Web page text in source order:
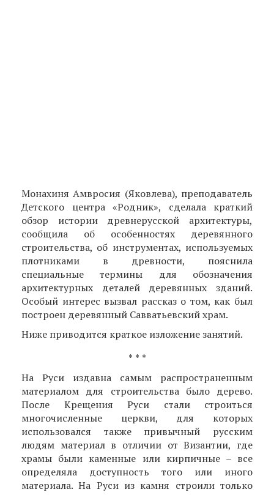
Монахиня Амвросия (Яковлева), преподаватель
Детского центра «Родник», сделала краткий
обзор истории древнерусской архитектуры,
сообщила об особенностях деревянного
строительства, об инструментах, используемых
плотниками в древности, пояснила
специальные термины для обозначения
архитектурных деталей деревянных зданий.
Особый интерес вызвал рассказ о том, как был
построен деревянный Савватьевский храм.
Ниже приводится краткое изложение занятий.
* * *
На Руси издавна самым распространенным
материалом для строительства было дерево.
После Крещения Руси стали строиться
многочисленные церкви, для которых
использовался также привычный русским
людям материал в отличии от Византии, где
храмы были каменные или кирпичные – все
определяла доступность того или иного
материала. На Руси из камня строили только